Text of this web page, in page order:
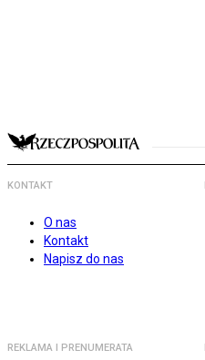
KONTAKT
O nas
Kontakt
Napisz do nas
REKLAMA I PRENUMERATA